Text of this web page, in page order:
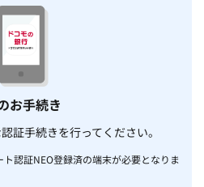
お手続き
証手続きを行ってください。
認証NEO登録済の端末が必要となりま